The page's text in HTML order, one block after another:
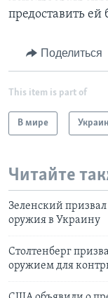
предоставить
Поделиться
This item is part of
В мире
Читайте
Зеленский
оружия в Украину
Столтенберг
оружием для